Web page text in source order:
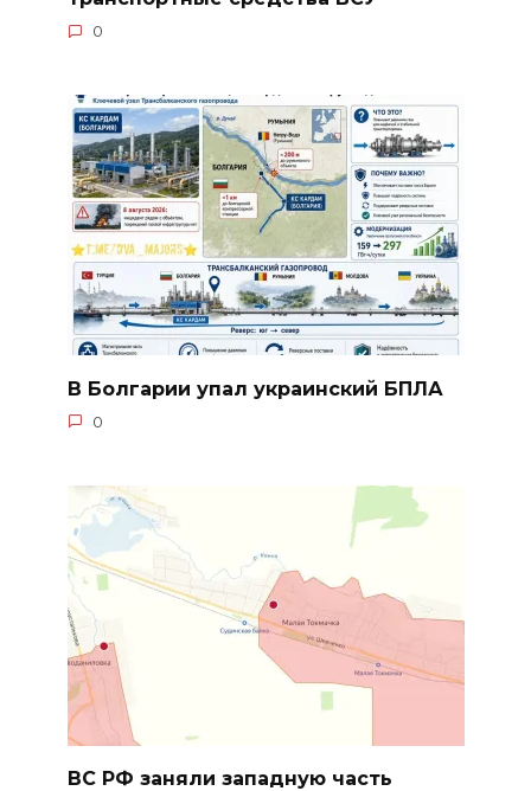
0
В Болгарии упал украинский БПЛА
0
ВС РФ заняли западную часть